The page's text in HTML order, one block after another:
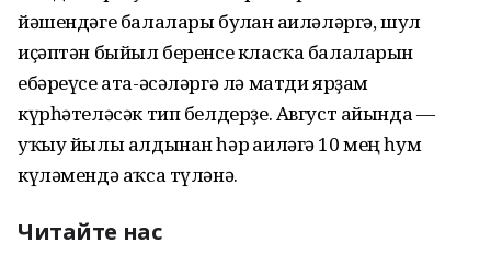
йәшендәге балалары булған ғаиләләргә, шул
иҫәптән быйыл беренсе класҡа балаларын
ебәреүсе ата-әсәләргә лә матди ярҙам
күрһәтеләсәк тип белдерҙе. Август айында —
уҡыу йылы алдынан һәр ғаиләгә 10 мең һум
күләмендә аҡса түләнә.
Читайте нас